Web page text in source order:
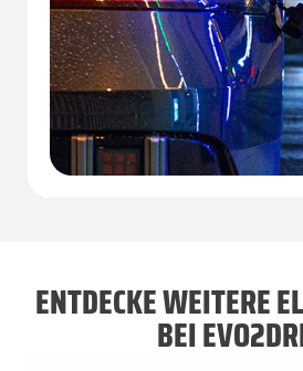
ENTDECKE WEITERE
BEI